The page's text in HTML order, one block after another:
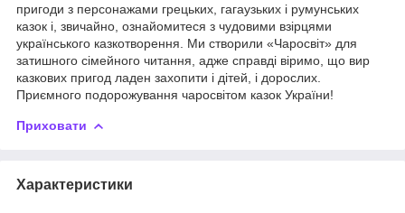
пригоди з персонажами грецьких, гагаузьких і румунських
казок і, звичайно, ознайомитеся з чудовими взірцями
українського казкотворення. Ми створили «Чаросвіт» для
затишного сімейного читання, адже справді віримо, що вир
казкових пригод ладен захопити і дітей, і дорослих.
Приємного подорожування чаросвітом казок України!
Приховати
Характеристики